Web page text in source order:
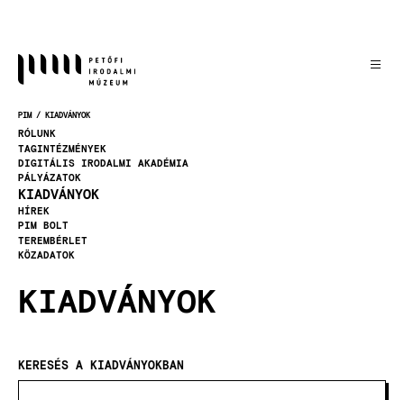
MORZSA
PIM KIADVÁNYOK
RÓLUNK
TAGINTÉZMÉNYEK
DIGITÁLIS IRODALMI AKADÉMIA
PÁLYÁZATOK
KIADVÁNYOK
HÍREK
PIM BOLT
TEREMBÉRLET
KÖZADATOK
KIADVÁNYOK
KERESÉS A KIADVÁNYOKBAN